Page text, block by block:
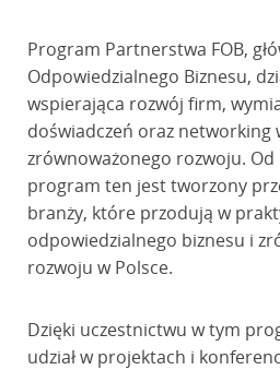
Program Partnerstwa FOB,
Odpowiedzialnego Biznesu,
wspierająca rozwój firm,
doświadczeń oraz networking
zrównoważonego rozwoju.
program ten jest tworzony
branży, które przodują w
odpowiedzialnego biznesu i
rozwoju w Polsce.
Dzięki uczestnictwu w tym
udział w projektach i